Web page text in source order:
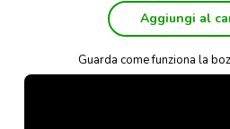
Aggiungi al
Guarda come funziona la